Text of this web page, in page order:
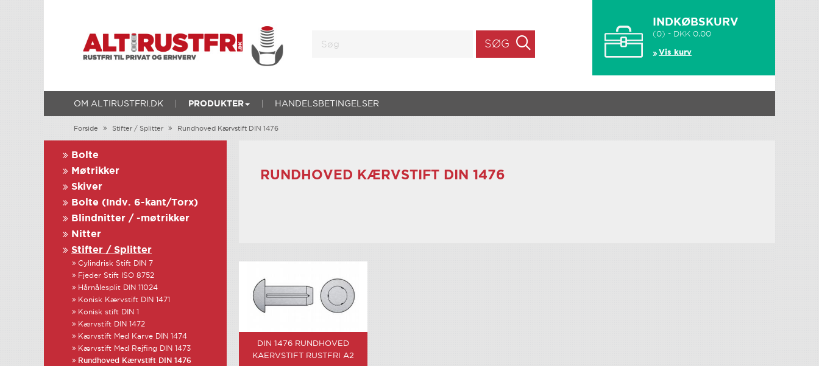
INDKØBSKURV
(0) - DKK 0,00
Vis kurv
OM ALTIRUSTFRI.DK PRODUKTER HANDELSBETINGELSER
SØG
Forside Stifter / Splitter Rundhoved Kærvstift DIN 1476
Bolte
Møtrikker
Skiver
Bolte (Indv. 6-kant/Torx)
Blindnitter / -møtrikker
Nitter
Stifter / Splitter
Cylindrisk Stift DIN 7
Fjeder Stift ISO 8752
Hårnålesplit DIN 11024
Konisk Kærvstift DIN 1471
Konisk stift DIN 1
Kærvstift DIN 1472
Kærvstift Med Karve DIN 1474
Kærvstift Med Rejfing DIN 1473
Rundhoved Kærvstift DIN 1476
RUNDHOVED KÆRVSTIFT DIN 1476
DIN 1476 RUNDHOVED
KAERVSTIFT RUSTFRI A2